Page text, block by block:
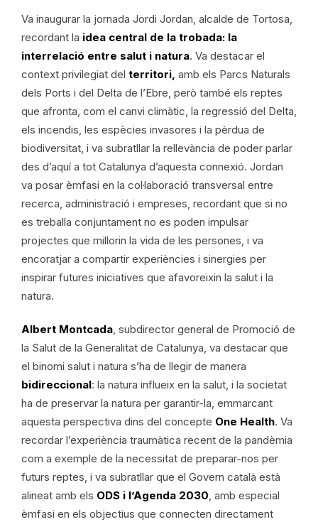
Va inaugurar la jornada Jordi Jordan, alcalde de Tortosa,
recordant la idea central de la trobada: la
interrelació entre salut i natura. Va destacar el
context privilegiat del territori, amb els Parcs Naturals
dels Ports i del Delta de l’Ebre, però també els reptes
que afronta, com el canvi climàtic, la regressió del Delta,
els incendis, les espècies invasores i la pèrdua de
biodiversitat, i va subratllar la rellevància de poder parlar
des d’aquí a tot Catalunya d’aquesta connexió. Jordan
va posar èmfasi en la col·laboració transversal entre
recerca, administració i empreses, recordant que si no
es treballa conjuntament no es poden impulsar
projectes que millorin la vida de les persones, i va
encoratjar a compartir experiències i sinergies per
inspirar futures iniciatives que afavoreixin la salut i la
natura.
Albert Montcada, subdirector general de Promoció de
la Salut de la Generalitat de Catalunya, va destacar que
el binomi salut i natura s’ha de llegir de manera
bidireccional: la natura influeix en la salut, i la societat
ha de preservar la natura per garantir-la, emmarcant
aquesta perspectiva dins del concepte One Health. Va
recordar l’experiència traumàtica recent de la pandèmia
com a exemple de la necessitat de preparar-nos per
futurs reptes, i va subratllar que el Govern català està
alineat amb els ODS i l’Agenda 2030, amb especial
èmfasi en els objectius que connecten directament